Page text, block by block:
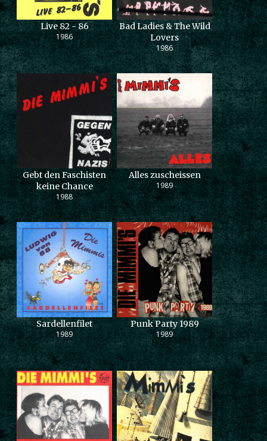
Live 82 - 86
1986
Bad Ladies & The Wild
Lovers
1986
Gebt den Faschisten
keine Chance
1988
Alles zuscheissen
1989
Sardellenfilet
1989
Punk Party 1989
1989